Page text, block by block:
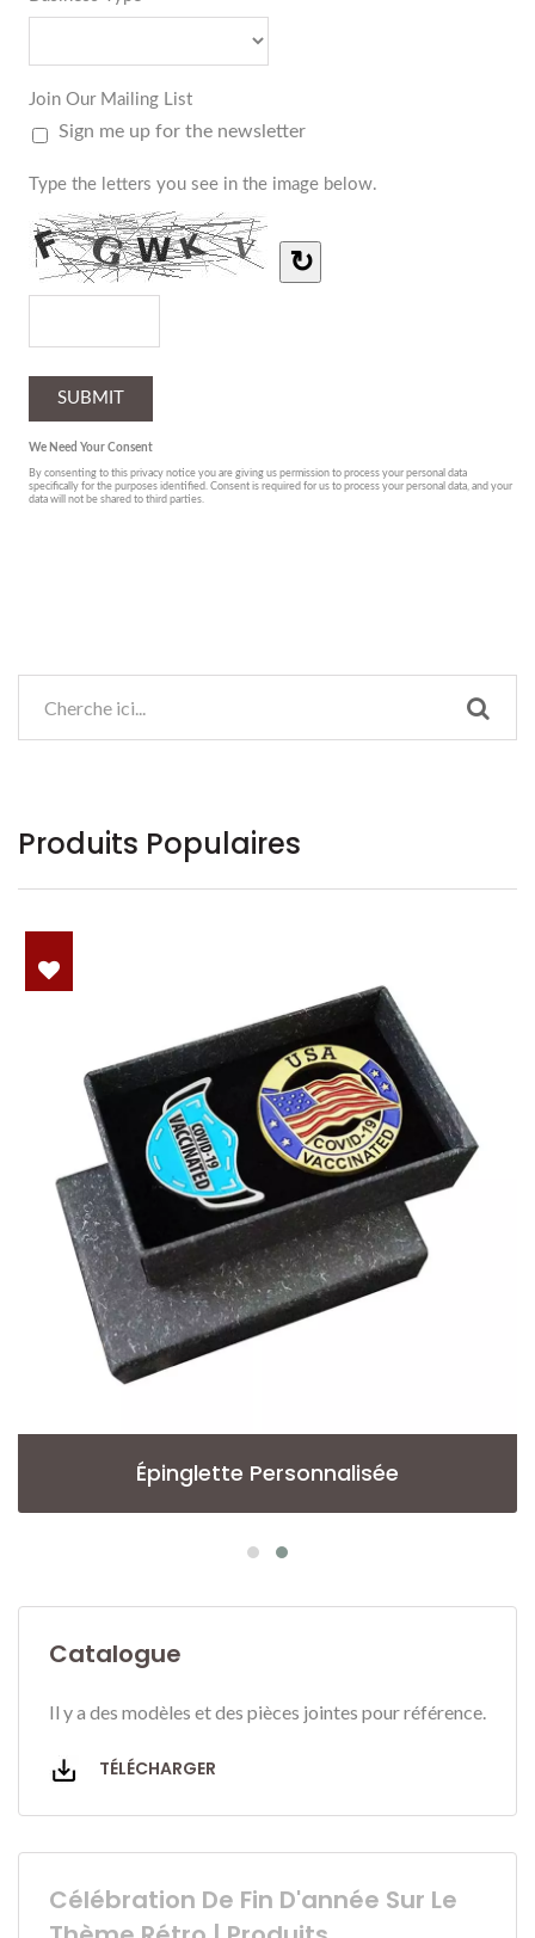
Produits Populaires
Épinglette Personnalisée
Catalogue
Il y a des modèles et des pièces jointes pour référence.
TÉLÉCHARGER
Célébration De Fin D'année Sur Le